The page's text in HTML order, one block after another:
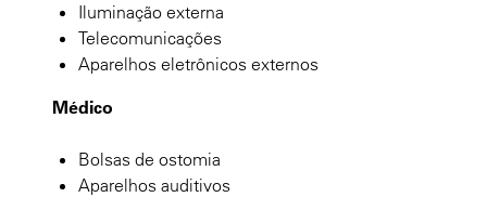
Iluminação externa
Telecomunicações
Aparelhos eletrônicos externos
Médico
Bolsas de ostomia
Aparelhos auditivos